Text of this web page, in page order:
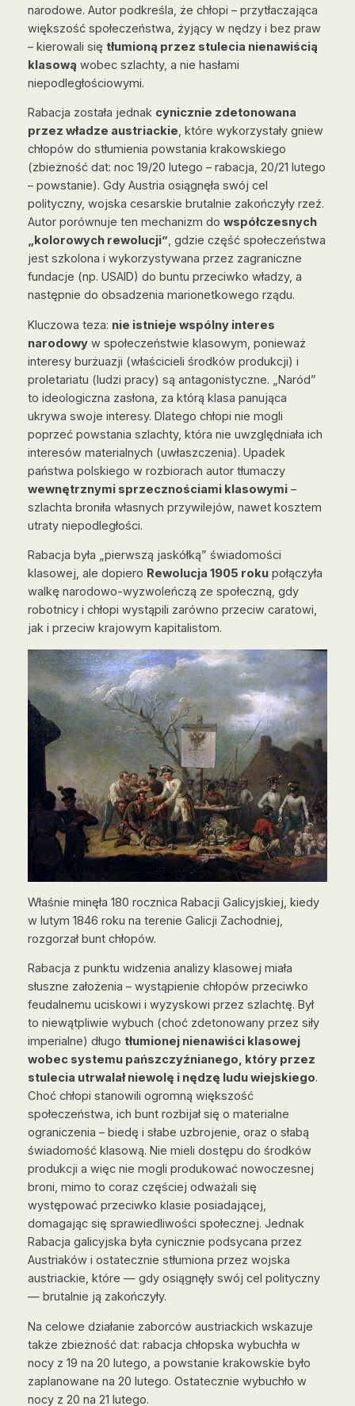
narodowe. Autor podkreśla, że chłopi – przytłaczająca
większość społeczeństwa, żyjący w nędzy i bez praw
– kierowali się tłumioną przez stulecia nienawiścią
klasową wobec szlachty, a nie hasłami
niepodległościowymi.
Rabacja została jednak cynicznie zdetonowana
przez władze austriackie, które wykorzystały gniew
chłopów do stłumienia powstania krakowskiego
(zbieżność dat: noc 19/20 lutego – rabacja, 20/21 lutego
– powstanie). Gdy Austria osiągnęła swój cel
polityczny, wojska cesarskie brutalnie zakończyły rzeź.
Autor porównuje ten mechanizm do współczesnych
„kolorowych rewolucji”, gdzie część społeczeństwa
jest szkolona i wykorzystywana przez zagraniczne
fundacje (np. USAID) do buntu przeciwko władzy, a
następnie do obsadzenia marionetkowego rządu.
Kluczowa teza: nie istnieje wspólny interes
narodowyw społeczeństwie klasowym, ponieważ
interesy burżuazji (właścicieli środków produkcji) i
proletariatu (ludzi pracy) są antagonistyczne. „Naród”
to ideologiczna zasłona, za którą klasa panująca
ukrywa swoje interesy. Dlatego chłopi nie mogli
poprzeć powstania szlachty, która nie uwzględniała ich
interesów materialnych (uwłaszczenia). Upadek
państwa polskiego w rozbiorach autor tłumaczy
wewnętrznymi sprzecznościami klasowymi–
szlachta broniła własnych przywilejów, nawet kosztem
utraty niepodległości.
Rabacja była „pierwszą jaskółką” świadomości
klasowej, ale dopiero Rewolucja 1905 rokupołączyła
walkę narodowo-wyzwoleńczą ze społeczną, gdy
robotnicy i chłopi wystąpili zarówno przeciw caratowi,
jak i przeciw krajowym kapitalistom.
Właśnie minęła 180 rocznica Rabacji Galicyjskiej, kiedy
w lutym 1846 roku na terenie Galicji Zachodniej,
rozgorzał bunt chłopów.
Rabacja z punktu widzenia analizy klasowej miała
słuszne założenia – wystąpienie chłopów przeciwko
feudalnemu uciskowi i wyzyskowi przez szlachtę. Był
to niewątpliwie wybuch (choć zdetonowany przez siły
imperialne) długo tłumionej nienawiści klasowej
wobec systemu pańszczyźnianego, który przez
stulecia utrwalał niewolę i nędzę ludu wiejskiego.
Choć chłopi stanowili ogromną większość
społeczeństwa, ich bunt rozbijał się o materialne
ograniczenia – biedę i słabe uzbrojenie, oraz o słabą
świadomość klasową. Nie mieli dostępu do środków
produkcji a więc nie mogli produkować nowoczesnej
broni, mimo to coraz częściej odważali się
występować przeciwko klasie posiadającej,
domagając się sprawiedliwości społecznej. Jednak
Rabacja galicyjska była cynicznie podsycana przez
Austriaków i ostatecznie stłumiona przez wojska
austriackie, które — gdy osiągnęły swój cel polityczny
— brutalnie ją zakończyły.
Na celowe działanie zaborców austriackich wskazuje
także zbieżność dat: rabacja chłopska wybuchła w
nocy z 19 na 20 lutego, a powstanie krakowskie było
zaplanowane na 20 lutego. Ostatecznie wybuchło w
nocy z 20 na 21 lutego.